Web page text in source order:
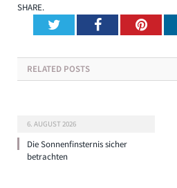
SHARE.
TwitterFacebook
RELATED POSTS
6. AUGUST 2026
Die Sonnenfinsternis sicher
betrachten